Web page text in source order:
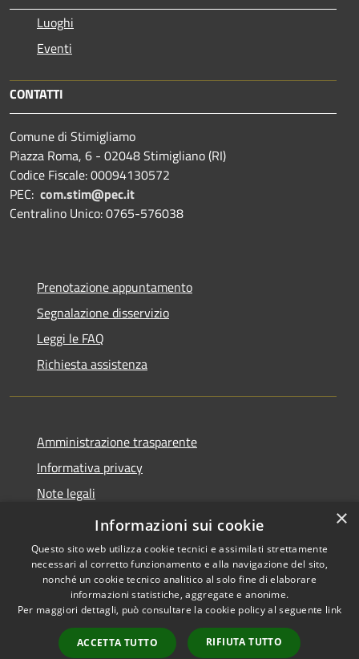
Luoghi
Eventi
CONTATTI
Comune di Stimigliamo
Piazza Roma, 6 - 02048 Stimigliano (RI)
Codice Fiscale: 00094130572
PEC: com.stim@pec.it
Centralino Unico: 0765-576038
Prenotazione appuntamento
Segnalazione disservizio
Leggi le FAQ
Richiesta assistenza
Amministrazione trasparente
Informativa privacy
Note legali
Dichiarazione di accessibilità
Accessibilità
Copyright © 2026 • Comune di
Stimigliano • Powered by
Municipium•
Accesso
×
Informazioni sui cookie
Questo sito web utilizza cookie tecnici e assimilati strettamente
necessari al corretto funzionamento e alla navigazione del sito,
nonché un cookie tecnico analitico al solo fine di elaborare
informazioni statistiche, aggregate e anonime.
Per maggiori dettagli, può consultare la cookie policy al seguente link
ACCETTA TUTTO RIFIUTA TUTTO